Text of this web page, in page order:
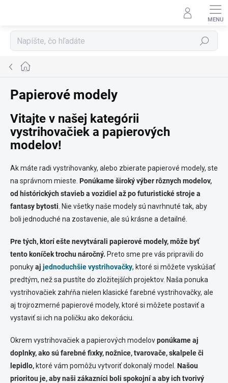
Hľadať
Domov
Papierové modely
Vitajte v našej kategórii
vystrihovačiek a papierových
modelov!
Ak máte radi vystrihovanky, alebo zbierate papierové modely, ste
na správnom mieste. Ponúkame široký výber rôznych modelov,
od histórických stavieb a vozidiel až po futuristické stroje a
fantasy bytosti . Nie všetky naše modely sú navrhnuté tak, aby
boli jednoduché na zostavenie, ale sú krásne a detailné.
Pre tých, ktorí ešte nevytvárali papierové modely, môže byť
tento koníček trochu náročný. Preto sme pre vás pripravili do
ponukyaj jednoduchšie vystrihovačky, ktoré si môžete vyskúšať
predtým, než sa pustíte do zložitejších projektov. Naša ponuka
vystrihovačiek zahŕňa nielen klasické farebné vystrihovačky, ale
aj trojrozmerné papierové modely, ktoré si môžete postaviť a
vystaviť si ich na poličku ako dekoráciu.
Okrem vystrihovačiek a papierových modelovponúkame aj
doplnky, ako sú farebné fixky, nožnice, tvarovače, skalpele či
lepidlo, ktoré vám pomôžu vytvoriť dokonalý model. Našou
prioritou je, aby naši zákazníci boli spokojní a aby ich tvorivý